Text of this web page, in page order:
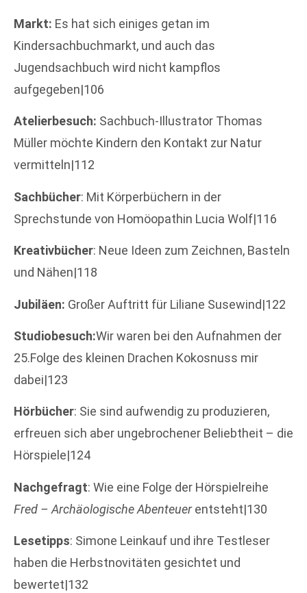
Markt: Es hat sich einiges getan im
Kindersachbuchmarkt, und auch das
Jugendsachbuch wird nicht kampflos
aufgegeben|106
Atelierbesuch: Sachbuch-Illustrator Thomas
Müller möchte Kindern den Kontakt zur Natur
vermitteln|112
Sachbücher: Mit Körperbüchern in der
Sprechstunde von Homöopathin Lucia Wolf|116
Kreativbücher: Neue Ideen zum Zeichnen, Basteln
und Nähen|118
Jubiläen: Großer Auftritt für Liliane Susewind|122
Studiobesuch:Wir waren bei den Aufnahmen der
25.Folge des kleinen Drachen Kokosnuss mir
dabei|123
Hörbücher: Sie sind aufwendig zu produzieren,
erfreuen sich aber ungebrochener Beliebtheit – die
Hörspiele|124
Nachgefragt: Wie eine Folge der Hörspielreihe
Fred – Archäologische Abenteuerentsteht|130
Lesetipps: Simone Leinkauf und ihre Testleser
haben die Herbstnovitäten gesichtet und
bewertet|132